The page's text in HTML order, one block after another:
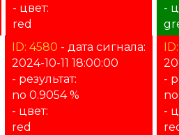
- цвет:
red
-
ID: 4580 - дата сигнала:
2024-10-11 18:00:00
- результат:
no 0.9054 %
- цвет:
red
-
-